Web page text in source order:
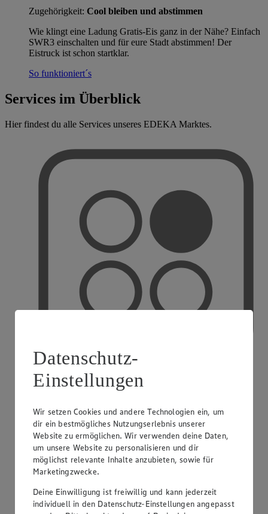
Zugehörigkeit: Cool bleiben und abstimmen
Wie klingt eine Ladung Gratis-Eis ganz in der Nähe? Einfach
SWR3 einschalten und für eure Stadt abstimmen! Der
Eistruck ist schon startklar.
So funktioniert´s
Services im Überblick
Hier findest du alle Services unseres EDEKA Marktes.
Datenschutz-
Einstellungen
Wir setzen Cookies und andere Technologien ein, um
dir ein bestmögliches Nutzungserlebnis unserer
Website zu ermöglichen. Wir verwenden deine Daten,
um unsere Website zu personalisieren und dir
möglichst relevante Inhalte anzubieten, sowie für
Marketingzwecke.
Deine Einwilligung ist freiwillig und kann jederzeit
individuell in den Datenschutz-Einstellungen angepasst